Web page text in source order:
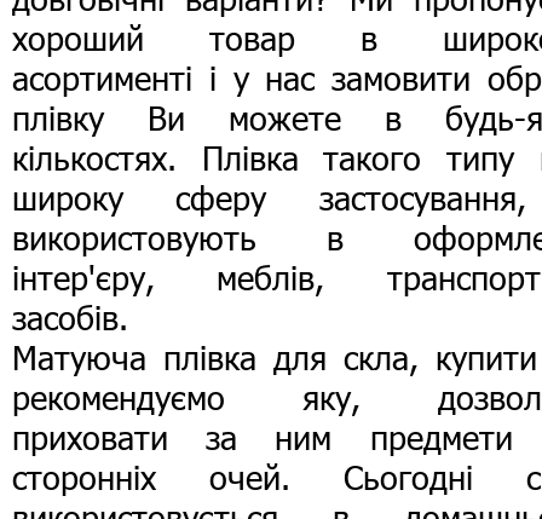
хороший товар в
асортименті і у нас замовити
плівку Ви можете в будь-
кількостях. Плівка такого типу
широку сферу
використовують в
інтер'єру, меблів,
засобів.
Матуюча плівка для скла,
рекомендуємо яку,
приховати за ним предмети
сторонніх очей. Сьогодні